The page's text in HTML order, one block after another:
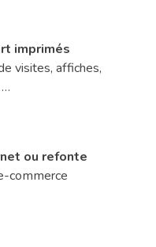
imprimés
visites, affiches,
ou refonte
commerce